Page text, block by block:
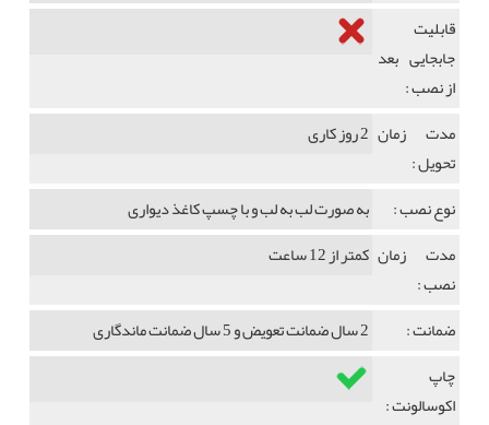
قابلیت
جابجایی بعد
از نصب :
مدت زمان
تحویل :
2 روز کاری
نوع نصب :
به صورت لب به لب و با چسپ کاغذ دیواری
مدت زمان
نصب :
کمتر از 12 ساعت
ضمانت :
2 سال ضمانت تعویض و 5 سال ضمانت ماندگاری
چاپ
اکوسالونت :